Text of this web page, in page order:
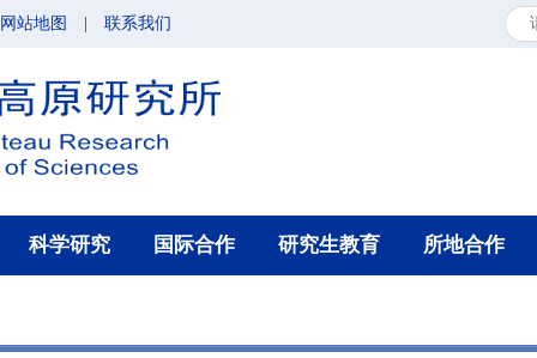
网站地图 联系我们
科学研究 国际合作 研究生教育 所地合作